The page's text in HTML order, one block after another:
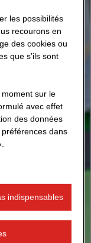
les possibilités
recourons en
des cookies ou
que s’ils sont
sur le
avec effet
des données
dans
indispensables